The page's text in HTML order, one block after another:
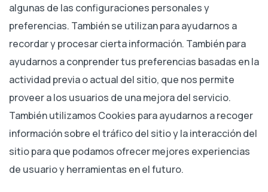
algunas de las configuraciones personales y
preferencias. También se utilizan para ayudarnos a
recordar y procesar cierta información. También para
ayudarnos a conprender tus preferencias basadas en la
actividad previa o actual del sitio, que nos permite
proveer a los usuarios de una mejora del servicio.
También utilizamos Cookies para ayudarnos a recoger
información sobre el tráfico del sitio y la interacción del
sitio para que podamos ofrecer mejores experiencias
de usuario y herramientas en el futuro.